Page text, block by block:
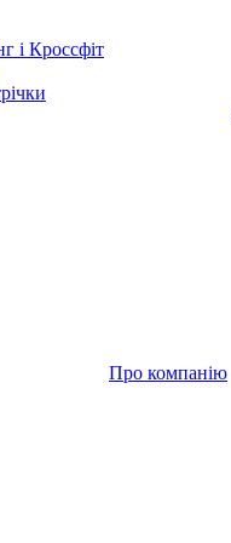
і Кроссфіт
Про компанію